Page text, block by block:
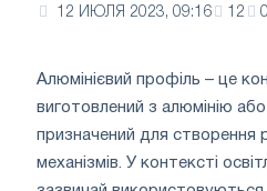
12 ИЮЛЯ 2023, 09:16 12 0
Алюмінієвий профіль – це
виготовлений з алюмінію або
призначений для створення
механізмів. У контексті